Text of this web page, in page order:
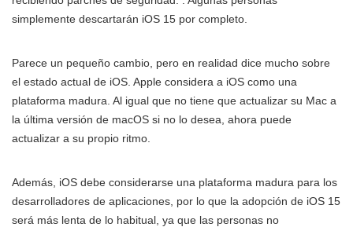
simplemente descartarán iOS 15 por completo.
Parece un pequeño cambio, pero en realidad dice mucho sobre
el estado actual de iOS. Apple considera a iOS como una
plataforma madura. Al igual que no tiene que actualizar su Mac a
la última versión de macOS si no lo desea, ahora puede
actualizar a su propio ritmo.
Además, iOS debe considerarse una plataforma madura para los
desarrolladores de aplicaciones, por lo que la adopción de iOS 15
será más lenta de lo habitual, ya que las personas no